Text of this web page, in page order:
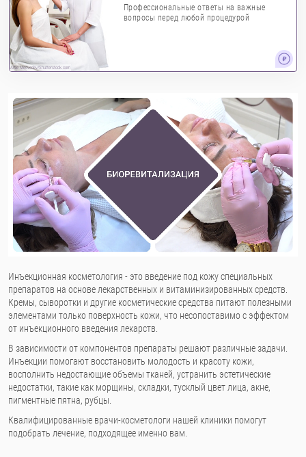
Artie Medvedev/Shutterstock.com
Профессиональные ответы на важные
вопросы перед любой процедурой
Инъекционная косметология - это введение под кожу специальных
препаратов на основе лекарственных и витаминизированных средств.
Кремы, сыворотки и другие косметические средства питают полезными
элементами только поверхность кожи, что несопоставимо с эффектом
от инъекционного введения лекарств.
В зависимости от компонентов препараты решают различные задачи.
Инъекции помогают восстановить молодость и красоту кожи,
восполнить недостающие объемы тканей, устранить эстетические
недостатки, такие как морщины, складки, тусклый цвет лица, акне,
пигментные пятна, рубцы.
Квалифицированные врачи-косметологи нашей клиники помогут
подобрать лечение, подходящее именно вам.